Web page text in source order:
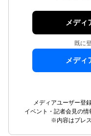
メディ
既に
メディ
メディアユーザー登
イベント・記者会見の情
※内容はプレ